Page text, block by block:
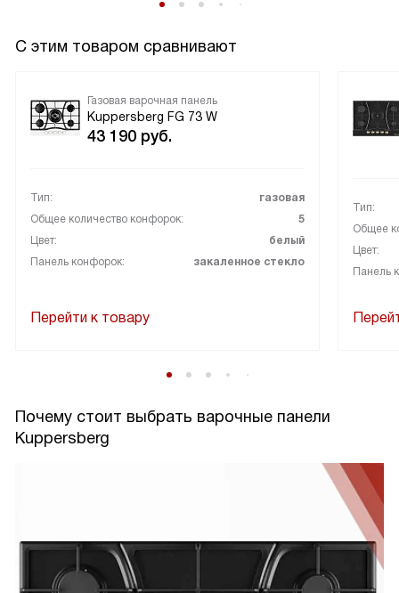
готовка стала проще, а маленькие бытовые заботы —
С этим товаром сравнивают
Газовая варочная панель
Kuppersberg FG 73 W
43 190 руб.
Тип:
газовая
Общее количество конфорок:
5
Цвет:
белый
Панель конфорок:
закаленное стекло
Перейти к товару
Тип:
Общее
Цвет:
Панель
Почему стоит выбрать варочные панели
Kuppersberg